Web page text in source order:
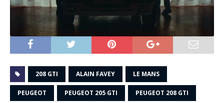
208 GTI ALAIN FAVEY LE MANS
PEUGEOT PEUGEOT 205 GTI PEUGEOT 208 GTI